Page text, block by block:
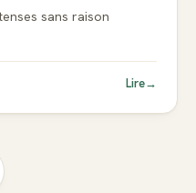
sans raison
Lire→